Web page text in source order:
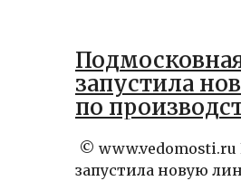
запустила
по
©
запустила новую